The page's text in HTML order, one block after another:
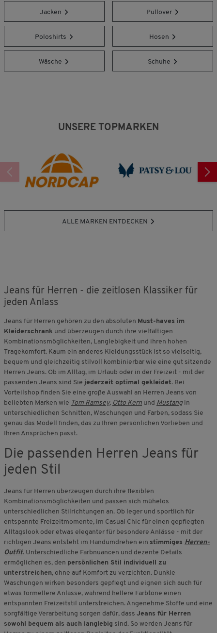
Jacken Pullover
Poloshirts Hosen
Wäsche Schuhe
UNSERE TOPMARKEN
ALLE MARKEN ENTDECKEN
Jeans für Herren - die zeitlosen Klassiker für
jeden Anlass
Jeans für Herren gehören zu den absoluten Must-haves im
Kleiderschrank und überzeugen durch ihre vielfältigen
Kombinationsmöglichkeiten, Langlebigkeit und ihren hohen
Tragekomfort. Kaum ein anderes Kleidungsstück ist so vielseitig,
bequem und gleichzeitig stilvoll kombinierbar wie eine gut sitzende
Herren Jeans. Ob im Alltag, im Urlaub oder in der Freizeit - mit der
passenden Jeans sind Sie jederzeit optimal gekleidet. Bei
Vorteilshop finden Sie eine große Auswahl an Herren Jeans von
beliebten Marken wie Tom Ramsey, Otto Kern und Mustangin
unterschiedlichen Schnitten, Waschungen und Farben, sodass Sie
genau das Modell finden, das zu Ihren persönlichen Vorlieben und
Ihren Ansprüchen passt.
Die passenden Herren Jeans für
jeden Stil
Jeans für Herren überzeugen durch ihre flexiblen
Kombinationsmöglichkeiten und passen sich mühelos
unterschiedlichen Stilrichtungen an. Ob leger und sportlich für
entspannte Freizeitmomente, im Casual Chic für einen gepflegten
Alltagslook oder etwas eleganter für besondere Anlässe - mit der
richtigen Jeans entsteht im Handumdrehen ein stimmiges Herren-
Outfit. Unterschiedliche Farbnuancen und dezente Details
ermöglichen es, den persönlichen Stil individuell zu
unterstreichen, ohne auf Komfort zu verzichten. Dunkle
Waschungen wirken besonders gepflegt und eignen sich auch für
etwas formellere Anlässe, während hellere Farbtöne einen
entspannten Freizeitstil unterstreichen. Angenehme Stoffe und eine
sorgfältige Verarbeitung sorgen dafür, dass Jeans für Herren
sowohl bequem als auch langlebig sind. So werden Jeans für